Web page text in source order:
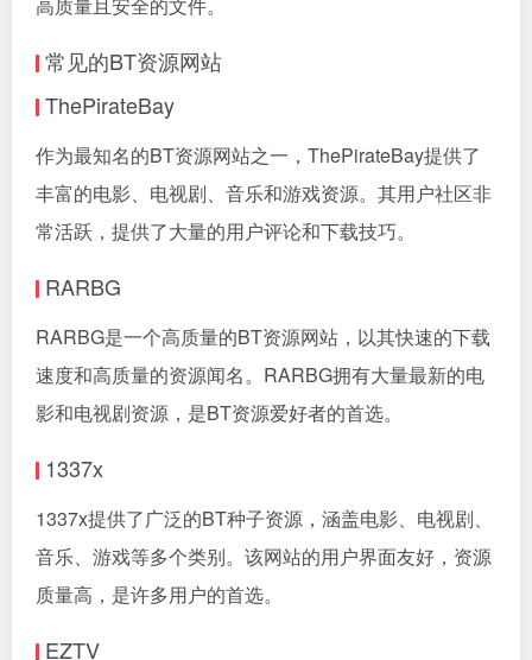
常见的BT资源网站
ThePirateBay
作为最知名的BT资源网站之一，ThePirateBay提供了
丰富的电影、电视剧、音乐和游戏资源。其用户社区非
常活跃，提供了大量的用户评论和下载技巧。
RARBG
RARBG是一个高质量的BT资源网站，以其快速的下载
速度和高质量的资源闻名。RARBG拥有大量最新的电
影和电视剧资源，是BT资源爱好者的首选。
1337x
1337x提供了广泛的BT种子资源，涵盖电影、电视剧、
音乐、游戏等多个类别。该网站的用户界面友好，资源
质量高，是许多用户的首选。
EZTV